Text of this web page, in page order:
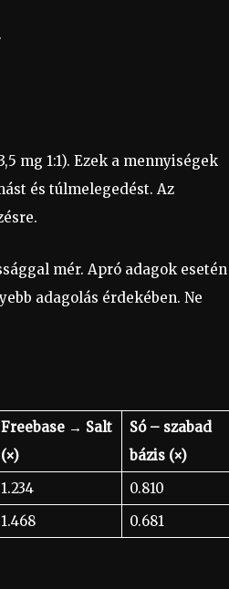
mg 1:1). Ezek a mennyiségek
és túlmelegedést. Az
mér. Apró adagok esetén
adagolás érdekében. Ne
Freebase → Salt
(×)
Só – szabad
bázis (×)
1.234
0.810
1.468 0.681